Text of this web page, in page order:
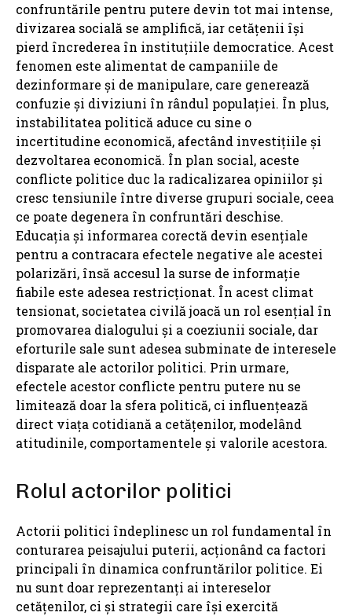
confruntările pentru putere devin tot mai intense,
divizarea socială se amplifică, iar cetățenii își
pierd încrederea în instituțiile democratice. Acest
fenomen este alimentat de campaniile de
dezinformare și de manipulare, care generează
confuzie și diviziuni în rândul populației. În plus,
instabilitatea politică aduce cu sine o
incertitudine economică, afectând investițiile și
dezvoltarea economică. În plan social, aceste
conflicte politice duc la radicalizarea opiniilor și
cresc tensiunile între diverse grupuri sociale, ceea
ce poate degenera în confruntări deschise.
Educația și informarea corectă devin esențiale
pentru a contracara efectele negative ale acestei
polarizări, însă accesul la surse de informație
fiabile este adesea restricționat. În acest climat
tensionat, societatea civilă joacă un rol esențial în
promovarea dialogului și a coeziunii sociale, dar
eforturile sale sunt adesea subminate de interesele
disparate ale actorilor politici. Prin urmare,
efectele acestor conflicte pentru putere nu se
limitează doar la sfera politică, ci influențează
direct viața cotidiană a cetățenilor, modelând
atitudinile, comportamentele și valorile acestora.
Rolul actorilor politici
Actorii politici îndeplinesc un rol fundamental în
conturarea peisajului puterii, acționând ca factori
principali în dinamica confruntărilor politice. Ei
nu sunt doar reprezentanți ai intereselor
cetățenilor, ci și strategii care își exercită